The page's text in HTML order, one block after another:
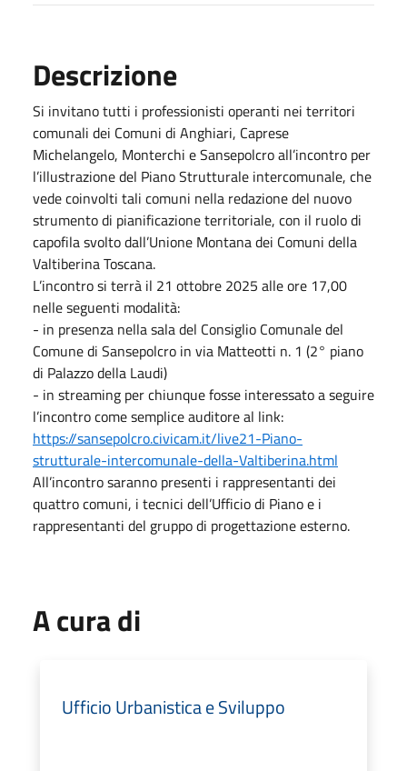
Descrizione
Si invitano tutti i professionisti operanti nei territori
comunali dei Comuni di Anghiari, Caprese
Michelangelo, Monterchi e Sansepolcro all’incontro per
l’illustrazione del Piano Strutturale intercomunale, che
vede coinvolti tali comuni nella redazione del nuovo
strumento di pianificazione territoriale, con il ruolo di
capofila svolto dall’Unione Montana dei Comuni della
Valtiberina Toscana.
L’incontro si terrà il 21 ottobre 2025 alle ore 17,00
nelle seguenti modalità:
- in presenza nella sala del Consiglio Comunale del
Comune di Sansepolcro in via Matteotti n. 1 (2° piano
di Palazzo della Laudi)
- in streaming per chiunque fosse interessato a seguire
l’incontro come semplice auditore al link:
https://sansepolcro.civicam.it/live21-Piano-
strutturale-intercomunale-della-Valtiberina.html
All’incontro saranno presenti i rappresentanti dei
quattro comuni, i tecnici dell’Ufficio di Piano e i
rappresentanti del gruppo di progettazione esterno.
A cura di
Ufficio Urbanistica e Sviluppo